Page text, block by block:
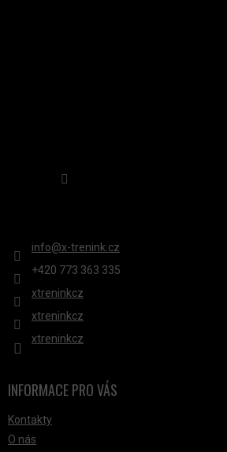
info@x-trenink.cz
+420 ‭773 363 335
xtreninkcz
xtreninkcz
xtreninkcz
INFORMACE PRO VÁS
Kontakty
O nás